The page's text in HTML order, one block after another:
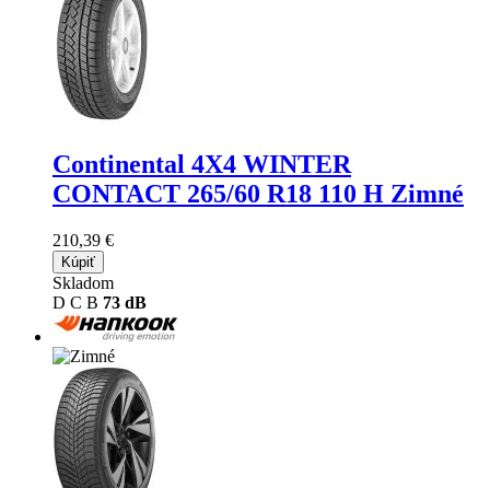
Continental 4X4 WINTER
CONTACT 265/60 R18 110 H Zimné
210,39 €
Kúpiť
Skladom
D C B 73 dB